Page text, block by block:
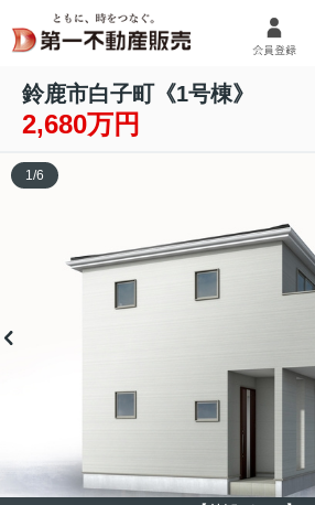
鈴鹿市白子町《1号棟》
2,680万円
1 /6